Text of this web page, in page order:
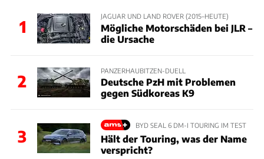
1
JAGUAR UND LAND ROVER (2015–HEUTE)
Mögliche Motorschäden bei JLR –
die Ursache
2
PANZERHAUBITZEN-DUELL
Deutsche PzH mit Problemen
gegen Südkoreas K9
3
BYD SEAL 6 DM-I TOURING IM TEST
Hält der Touring, was der Name
verspricht?